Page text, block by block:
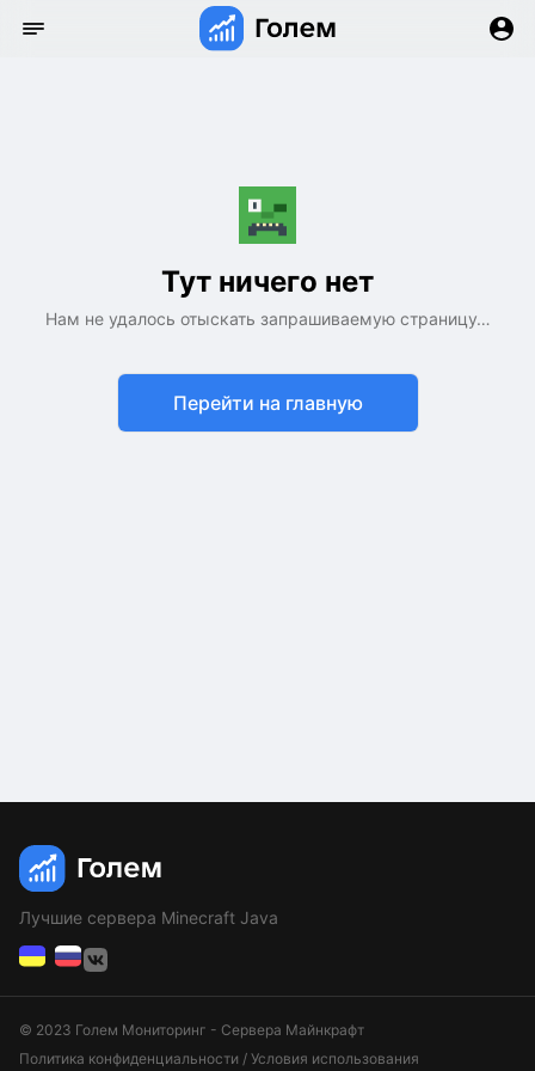
Тут ничего нет
Нам не удалось отыскать запрашиваемую страницу…
Перейти на главную
Лучшие сервера Minecraft Java
© 2023 Голем Мониторинг - Сервера Майнкрафт
Политика конфиденциальности / Условия использования